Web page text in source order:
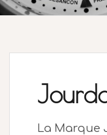
La Marque